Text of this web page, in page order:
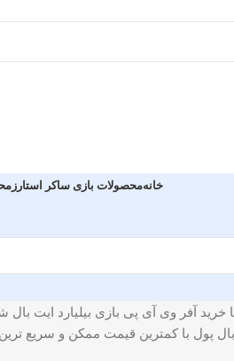
خانهمحصولات بازی ساکر استارز
وی آی پی بازی بیلیارد ایت بال
بال پول با کمترین قیمت ممکن و سریع